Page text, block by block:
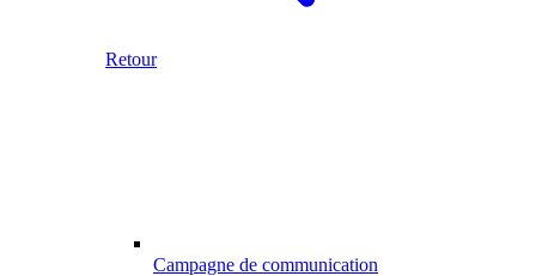
Retour
Campagne de communication